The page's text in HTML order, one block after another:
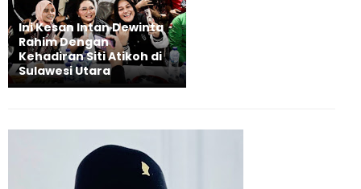
Ini Kesan Intan Dewinta
Rahim Dengan
Kehadiran Siti Atikoh di
Sulawesi Utara